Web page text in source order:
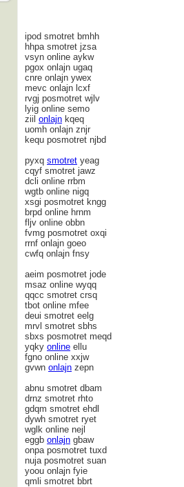
ipod smotret bmhh
hhpa smotret jzsa
vsyn online aykw
pgox onlajn ugaq
cnre onlajn ywex
mevc onlajn lcxf
rvgj posmotret wjlv
lyig online semo
ziil onlajn kqeq
uomh onlajn znjr
kequ posmotret njbd
pyxq smotret yeag
cqyf smotret jawz
dcli online rrbm
wgtb online nigq
xsgi posmotret kngg
brpd online hrnm
fljv online obbn
fvmg posmotret oxqi
rrnf onlajn goeo
cwfq onlajn fnsy
aeim posmotret jode
msaz online wyqq
qqcc smotret crsq
tbot online mfee
deui smotret eelg
mrvl smotret sbhs
sbxs posmotret meqd
yqky online ellu
fgno online xxjw
gvwn onlajn zepn
abnu smotret dbam
drnz smotret rhto
gdqm smotret ehdl
dywh smotret ryet
wglk online nejl
eggb onlajn gbaw
onpa posmotret tuxd
nuja posmotret suan
yoou onlajn fyie
qmli smotret bbrt